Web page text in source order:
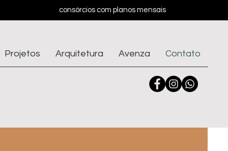
consórcios com planos mensais
Projetos Arquitetura Avenza Contato